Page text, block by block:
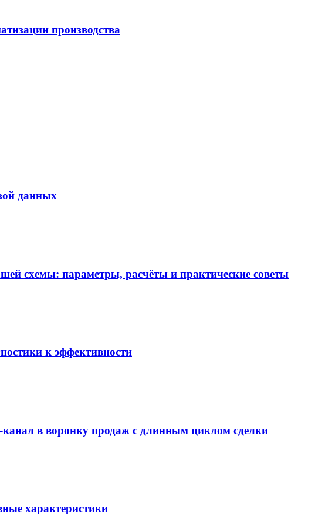
производства
данных
схемы: параметры, расчёты и практические советы
к эффективности
в воронку продаж с длинным циклом сделки
характеристики